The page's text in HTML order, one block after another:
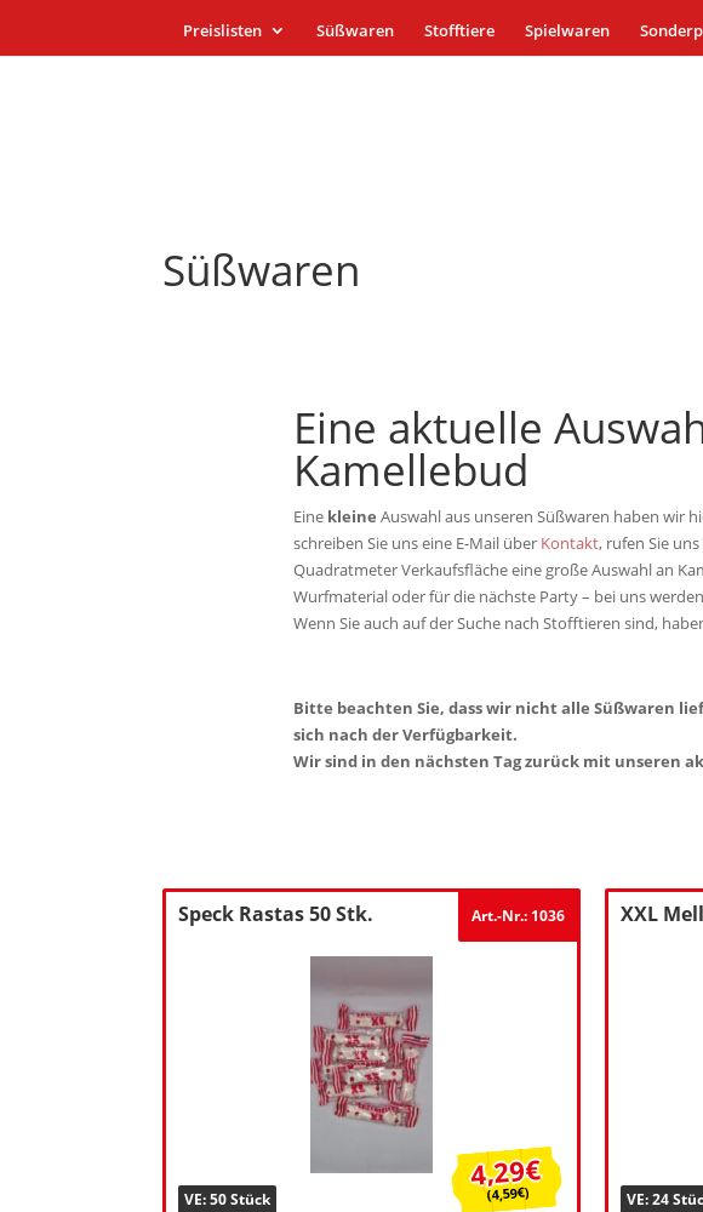
Preislisten Süßwaren Stofftiere Spielwaren
Süßwaren
Eine aktuelle
Kamellebud
Eine kleine Auswahl aus unseren Süßwaren haben wir
schreiben Sie uns eine E-Mail über Kontakt, rufen Sie
Quadratmeter Verkaufsfläche eine große Auswahl an
Wurfmaterial oder für die nächste Party – bei uns
Wenn Sie auch auf der Suche nach Stofftieren sind,
Bitte beachten Sie, dass wir nicht alle Süßwaren
sich nach der Verfügbarkeit.
Wir sind in den nächsten Tag zurück mit unseren
Speck Rastas 50 Stk. Art.-Nr.: 1036
VE: 50 Stück
4,29€
(4,59€)
XXL
VE: 24